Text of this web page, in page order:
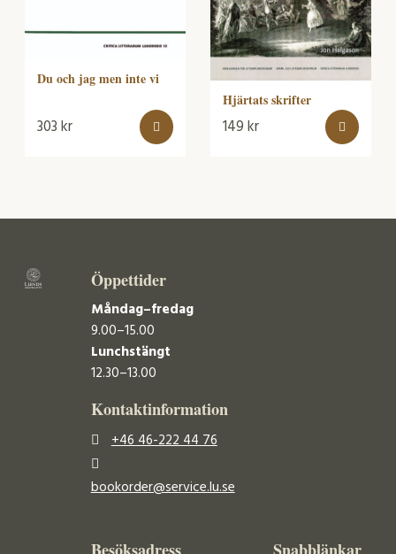
Du och jag men inte vi
303kr
Hjärtats skrifter
149kr
Öppettider
Måndag–fredag
9.00–15.00
Lunchstängt
12.30–13.00
Kontaktinformation
+46 46-222 44 76
bookorder@service.lu.se
Besöksadress Snabblänkar